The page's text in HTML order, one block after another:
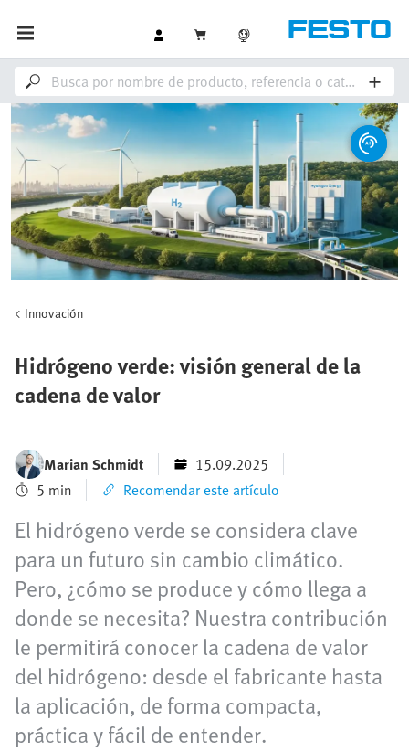
Innovación
Hidrógeno verde: visión general de la
cadena de valor
Marian Schmidt
15.09.2025
5 min
Recomendar este artículo
El hidrógeno verde se considera clave
para un futuro sin cambio climático.
Pero, ¿cómo se produce y cómo llega a
donde se necesita? Nuestra contribución
le permitirá conocer la cadena de valor
del hidrógeno: desde el fabricante hasta
la aplicación, de forma compacta,
práctica y fácil de entender.